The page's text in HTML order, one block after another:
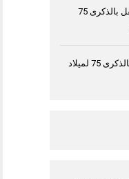
جوجل تحتفل بالذكرى 75
جوجل تحتفل بالذكرى 75 لميلاد